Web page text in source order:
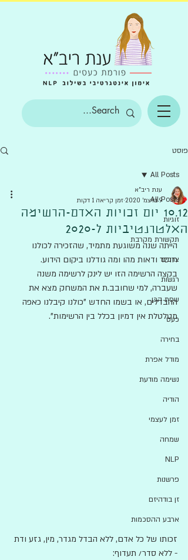
פוסט
All Posts
זוגיות
תקשורת מקרבת
צרכים
רגשות
שפת הכן
כעס
בחירה
מודל אפרת
נשימה מודעת
הודיה
זמן לעצמי
שמחה
NLP
פרשנות
זן בודהיזם
ארבע ההסכמות
All Posts
10.12 יום זכויות האדם-הרשימה
האלטרנטיביות ל-2020
ענת ריב"א
9 בדצמ׳ 2020
זמן קריאה 1 דקות
הייתה שנה משוגעת מתמיד, שהזכירה לכולנו
חוסר ודאות מהו ומה גודלנו ביקום הידוע.
בקצה הרשימה הזו יש לינק לרשימה משנה
שעברה, למי שחובב.ת את המשחק מצא את
ההבדלים, או בשמו החדש "כולנו קיבלנו כאפה
מטלטלת אין דמיון בכלל בין הרשימות".
זכותו של כל אדם, ללא הבדל מגדר, מין, גזע ודת
- ללא סדר/ תעדוף: